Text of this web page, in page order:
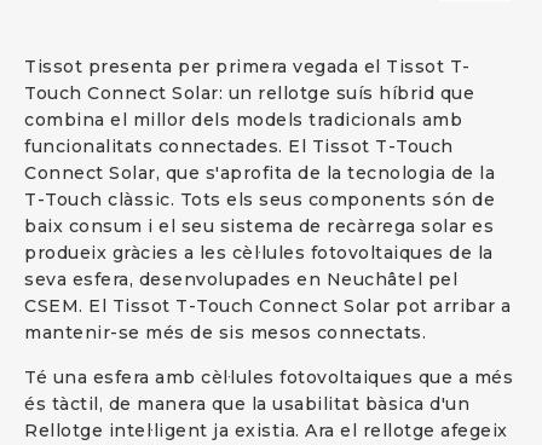
Tissot presenta per primera vegada el Tissot T-
Touch Connect Solar: un rellotge suís híbrid que
combina el millor dels models tradicionals amb
funcionalitats connectades. El Tissot T-Touch
Connect Solar, que s'aprofita de la tecnologia de la
T-Touch clàssic. Tots els seus components són de
baix consum i el seu sistema de recàrrega solar es
produeix gràcies a les cèl·lules fotovoltaiques de la
seva esfera, desenvolupades en Neuchâtel pel
CSEM. El Tissot T-Touch Connect Solar pot arribar a
mantenir-se més de sis mesos connectats.
Té una esfera amb cèl·lules fotovoltaiques que a més
és tàctil, de manera que la usabilitat bàsica d'un
Rellotge intel·ligent ja existia. Ara el rellotge afegeix